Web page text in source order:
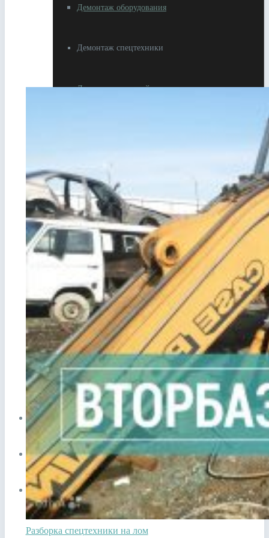
Демонтаж оборудования
Демонтаж спецтехники
Демонтаж строений
Вывоз металлолома
Самовывоз металлолома
Сдать автотехнику на металлолом
Прием лома в Видном
Сдать аккумулятор ноутбука
Сдать аккумулятор телефона
ЦЕНЫ
СПРАВОЧНИК
ПУНКТЫ ПРИЕМА
Разборка спецтехники на лом